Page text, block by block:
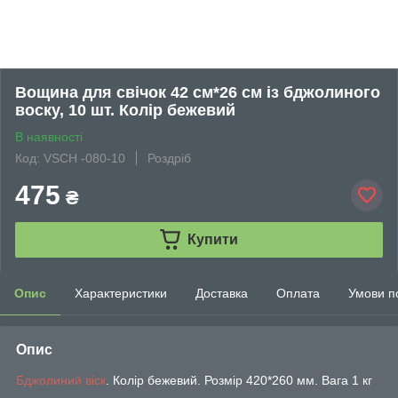
Вощина для свічок 42 см*26 см із бджолиного
воску, 10 шт. Колір бежевий
В наявності
Код: VSCH -080-10
Роздріб
475 ₴
Купити
Опис Характеристики Доставка Оплата Умови
Опис
Бджолиний віск . Колір бежевий. Розмір 420*260 мм. Вага 1 кг